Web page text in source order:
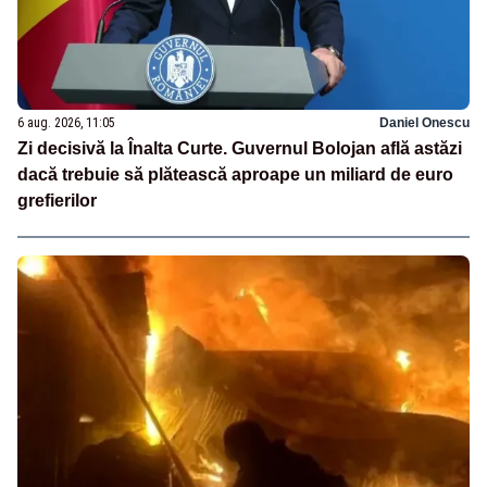
6 aug. 2026, 11:05 Daniel Onescu
Zi decisivă la Înalta Curte. Guvernul Bolojan află astăzi
dacă trebuie să plătească aproape un miliard de euro
grefierilor